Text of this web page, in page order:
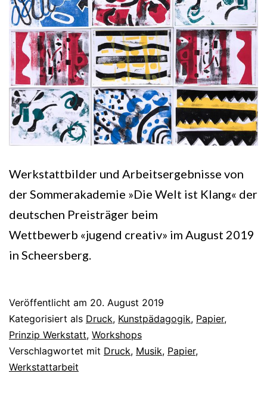
Werkstattbilder und Arbeitsergebnisse von
der Sommerakademie »Die Welt ist Klang« der
deutschen Preisträger beim
Wettbewerb «jugend creativ» im August 2019
in Scheersberg.
Veröffentlicht am 20. August 2019
Kategorisiert als Druck, Kunstpädagogik, Papier,
Prinzip Werkstatt, Workshops
Verschlagwortet mit Druck, Musik, Papier,
Werkstattarbeit